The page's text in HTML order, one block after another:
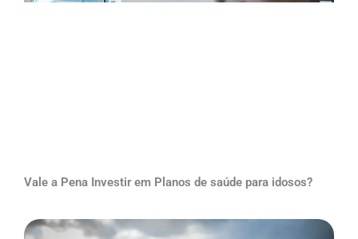
Vale a Pena Investir em Planos de saúde para idosos?